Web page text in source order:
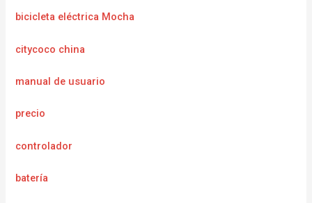
bicicleta eléctrica Mocha
citycoco china
manual de usuario
precio
controlador
batería